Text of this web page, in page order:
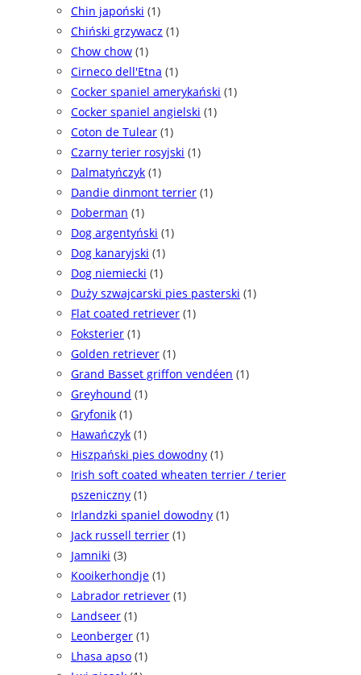
Chin japoński (1)
Chiński grzywacz (1)
Chow chow (1)
Cirneco dell'Etna (1)
Cocker spaniel amerykański (1)
Cocker spaniel angielski (1)
Coton de Tulear (1)
Czarny terier rosyjski (1)
Dalmatyńczyk (1)
Dandie dinmont terrier (1)
Doberman (1)
Dog argentyński (1)
Dog kanaryjski (1)
Dog niemiecki (1)
Duży szwajcarski pies pasterski (1)
Flat coated retriever (1)
Foksterier (1)
Golden retriever (1)
Grand Basset griffon vendéen (1)
Greyhound (1)
Gryfonik (1)
Hawańczyk (1)
Hiszpański pies dowodny (1)
Irish soft coated wheaten terrier / terier
pszeniczny (1)
Irlandzki spaniel dowodny (1)
Jack russell terrier (1)
Jamniki (3)
Kooikerhondje (1)
Labrador retriever (1)
Landseer (1)
Leonberger (1)
Lhasa apso (1)